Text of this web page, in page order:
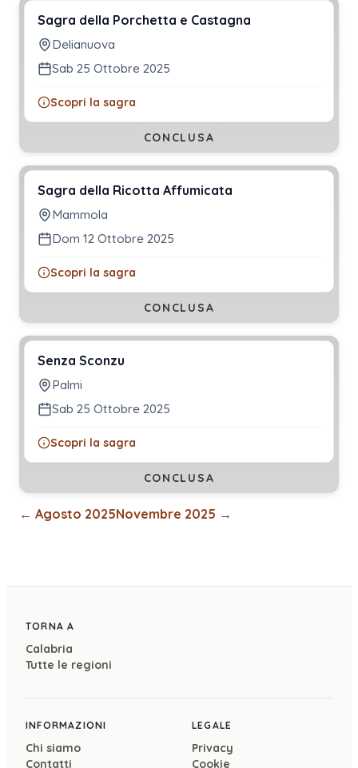
Sagra della Porchetta e Castagna
Delianuova
Sab 25 Ottobre 2025
Scopri la sagra
CONCLUSA
Sagra della Ricotta Affumicata
Mammola
Dom 12 Ottobre 2025
Scopri la sagra
CONCLUSA
Senza Sconzu
Palmi
Sab 25 Ottobre 2025
Scopri la sagra
CONCLUSA
← Agosto 2025Novembre 2025 →
TORNA A
Calabria
Tutte le regioni
INFORMAZIONI
Chi siamo
Contatti
LEGALE
Privacy
Cookie